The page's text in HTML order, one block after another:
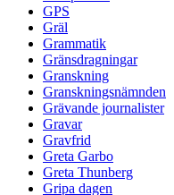
GPS
Gräl
Grammatik
Gränsdragningar
Granskning
Granskningsnämnden
Grävande journalister
Gravar
Gravfrid
Greta Garbo
Greta Thunberg
Gripa dagen